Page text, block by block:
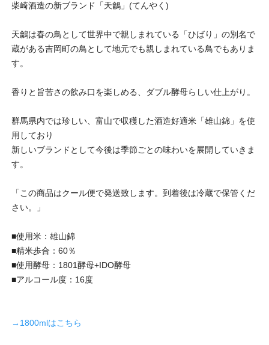
柴崎酒造の新ブランド「天鸙」(てんやく)
天鸙は春の鳥として世界中で親しまれている「ひばり」の別名で
蔵がある吉岡町の鳥として地元でも親しまれている鳥でもありま
す。
香りと旨苦さの飲み口を楽しめる、ダブル酵母らしい仕上がり。
群馬県内では珍しい、富山で収穫した酒造好適米「雄山錦」を使
用しており
新しいブランドとして今後は季節ごとの味わいを展開していきま
す。
「この商品はクール便で発送致します。到着後は冷蔵で保管くだ
さい。」
■使用米：雄山錦
■精米歩合：60％
■使用酵母：1801酵母+IDO酵母
■アルコール度：16度
→1800mlはこちら